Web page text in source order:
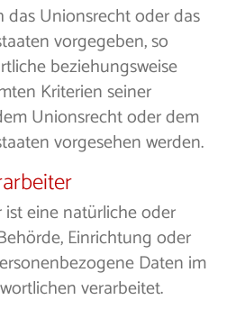
Unionsrecht oder das
vorgegeben, so
beziehungsweise
Kriterien seiner
Unionsrecht oder dem
vorgesehen werden.
eine natürliche oder
Einrichtung oder
Daten im
verarbeitet.